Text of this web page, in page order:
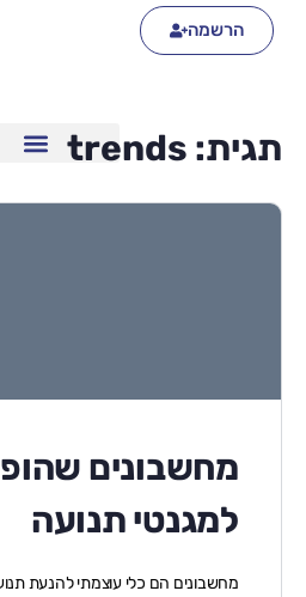
הרשמה
תגית: trends
מחשבונים
למגנטי תנועה
מחשבונים הם כלי עוצמתי להנעת